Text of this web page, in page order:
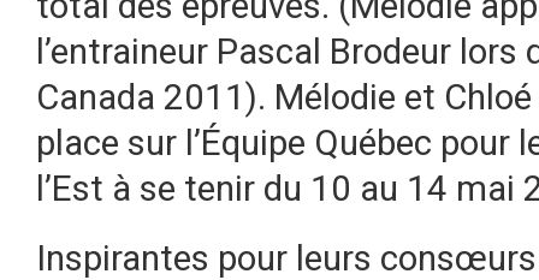
l’entraineur Pascal Brodeur
Canada 2011). Mélodie et
place sur l’Équipe Québec pour
l’Est à se tenir du 10 au 14 mai
Inspirantes pour leurs consœurs